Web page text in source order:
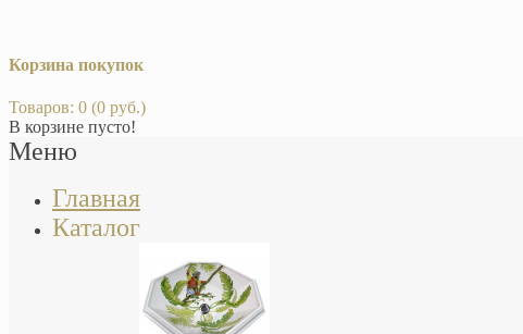
Корзина покупок
Товаров: 0 (0 руб.)
В корзине пусто!
Меню
Главная
Каталог